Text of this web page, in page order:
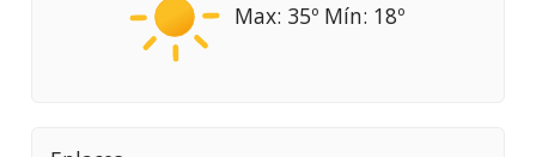
Max: 35º Mín: 18º